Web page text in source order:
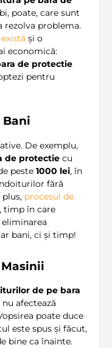
poate, care sunt
rezolva problema.
există și o
economică:
de protectie
pentru
Bani
De exemplu,
de protectie cu
peste 1000 lei, în
fără
procesul de
timp în care
bani, ci și timp!
de pe bara
nu afectează
poate duce
este spus și făcut,
bine ca înainte.